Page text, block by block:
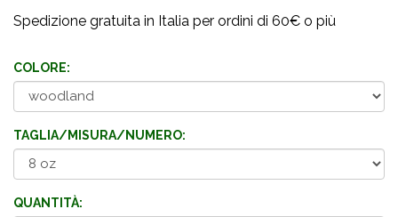
Spedizione gratuita in Italia per ordini di 60€ o più
COLORE:
TAGLIA/MISURA/NUMERO:
QUANTITÀ: